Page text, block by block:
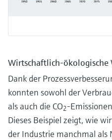
Wirtschaftlich-ökologische
Dank der
konnten sowohl der
als auch die CO2-
Dieses Beispiel zeigt, wie
der Industrie manchmal als